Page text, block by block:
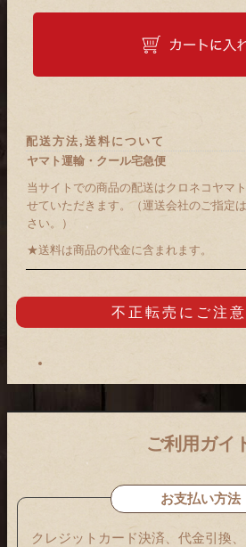
配送方法,送料について
ヤマト運輸・クール宅急便
当サイトでの商品の配送はクロネコヤマ
せていただきます。（運送会社のご指定
さい。）
★送料は商品の代金に含まれます。
不正転売に ご注
ご利用ガイ
お支払い方法
クレジットカード決済、代金引換